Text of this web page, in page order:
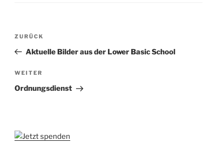
Beitragsnavigation
Vorheriger
Beitrag
ZURÜCK
Aktuelle Bilder aus der Lower Basic School
Nächster
Beitrag
WEITER
Ordnungsdienst